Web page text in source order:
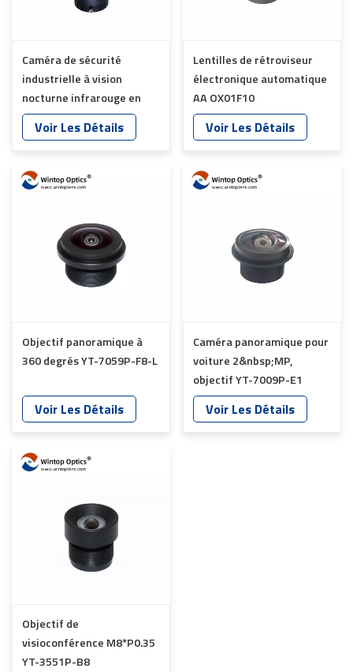
Caméra de sécurité
industrielle à vision
nocturne infrarouge en
alliage d'aluminium 3MP
12G, objectif YT-4862
Voir Les Détails
Lentilles de rétroviseur
électronique automatique
AA OX01F10
1/4&#39;&#39; Dfov 200°
YT-7054-D1-A
Voir Les Détails
Objectif panoramique à
360 degrés YT-7059P-F8-L
Voir Les Détails
Caméra panoramique pour
voiture 2&nbsp;MP,
objectif YT-7009P-E1
Voir Les Détails
Objectif de
visioconférence M8*P0.35
YT-3551P-B8